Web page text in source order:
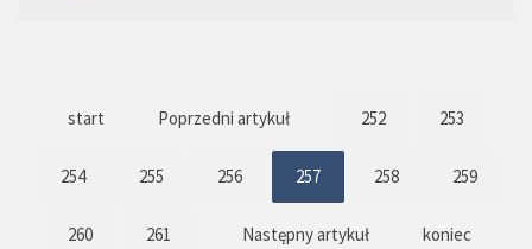
start Poprzedni artykuł 252 253
254 255 256 257 258 259
260 261 Następny artykuł koniec